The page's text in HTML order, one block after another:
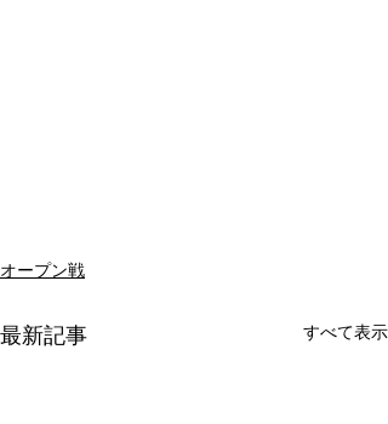
オープン戦
最新記事 すべて表示